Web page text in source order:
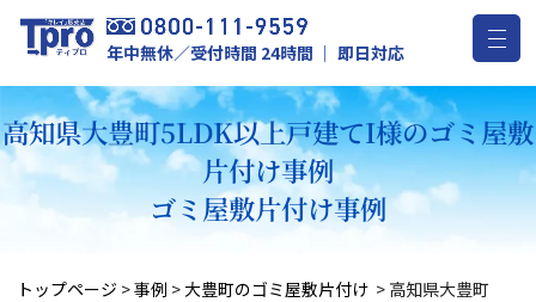
年中無休／受付時間 24時間 ｜ 即日対応
高知県大豊町5LDK以上戸建てI様のゴミ屋敷
片付け事例
ゴミ屋敷片付け事例
トップページ >事例 >大豊町のゴミ屋敷片付け > 高知県大豊町